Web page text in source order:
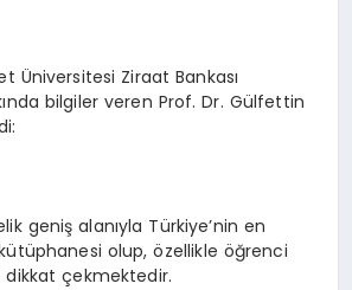
Üniversitesi Ziraat Bankası
bilgiler veren Prof. Dr. Gülfettin
geniş alanıyla Türkiye’nin en
olup, özellikle öğrenci
dikkat çekmektedir.